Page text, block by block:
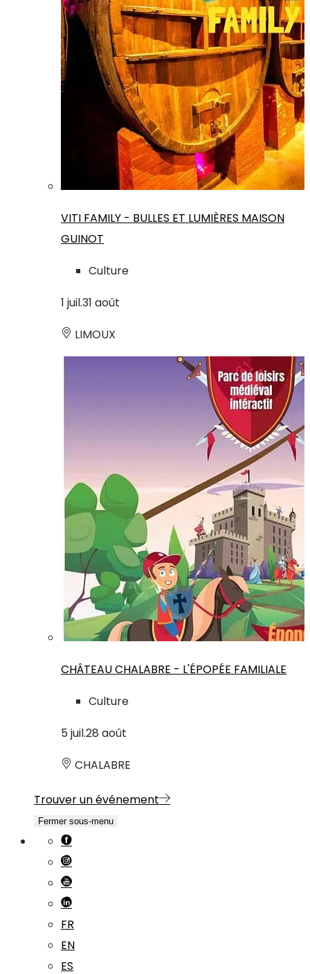
VITI FAMILY - BULLES ET LUMIÈRES MAISON
GUINOT
Culture
1 juil.31 août
LIMOUX
CHÂTEAU CHALABRE - L'ÉPOPÉE FAMILIALE
Culture
5 juil.28 août
CHALABRE
Trouver un événement
Fermer sous-menu
FR
EN
ES